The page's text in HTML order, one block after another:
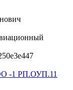
-1 РП.ОУП.11